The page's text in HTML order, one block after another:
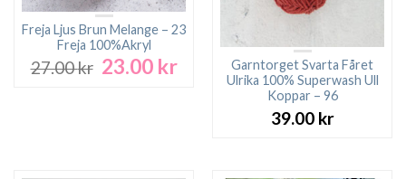
Freja Ljus Brun Melange – 23
Freja 100%Akryl
27.00kr Det
23.00 krDet
nuvarande
Garntorget Svarta Fåret
Ulrika 100% Superwash Ull
Koppar – 96
39.00 kr